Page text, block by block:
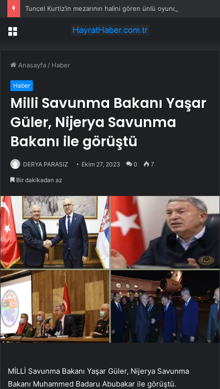
Menü
Anasayfa / Haber
Haber
Milli Savunma Bakanı Yaşar
Güler, Nijerya Savunma
Bakanı ile görüştü
DERYA PARASIZ Ekim 27, 2023 0 7
Bir dakikadan az
MİLLİ Savunma Bakanı Yaşar Güler, Nijerya Savunma
Bakanı Muhammed Badaru Abubakar ile görüştü.